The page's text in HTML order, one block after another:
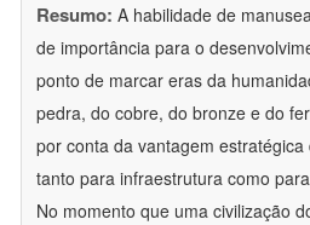
Resumo: A habilidade de
de importância para o
ponto de marcar eras da
pedra, do cobre, do bronze e do
por conta da vantagem
tanto para infraestrutura como
No momento que uma civilização